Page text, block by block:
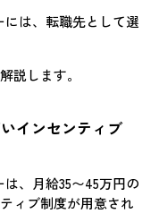
は、転職先として選
説します。
インセンティブ
、月給35〜45万円の
ィブ制度が用意され